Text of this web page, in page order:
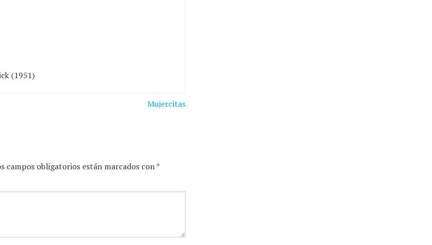
(1951)
Mujercitas
campos obligatorios están marcados con *